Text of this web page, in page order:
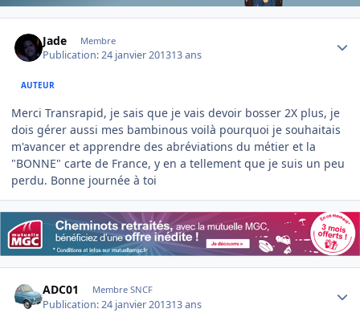
Jade Membre
Publication:24 janvier 201313 ans
AUTEUR
Merci Transrapid, je sais que je vais devoir bosser 2X plus, je
dois gérer aussi mes bambinous voilà pourquoi je souhaitais
m'avancer et apprendre des abréviations du métier et la
"BONNE" carte de France, y en a tellement que je suis un peu
perdu. Bonne journée à toi
ADC01 Membre SNCF
Publication:24 janvier 201313 ans